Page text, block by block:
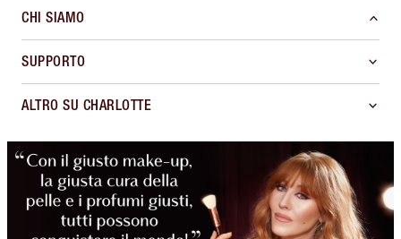
CHI SIAMO
SUPPORTO
ALTRO SU CHARLOTTE